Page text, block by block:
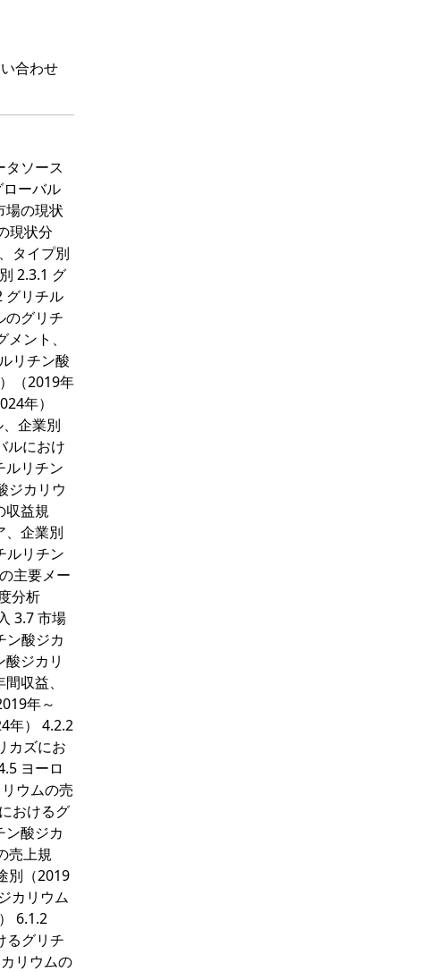
合わせ
タソース
ーバル
場の現状
現状分
タイプ別
2.3.1 グ
グリチル
のグリチ
ント、
リチン酸
（2019年
年）
企業別
ルにおけ
ルリチン
ジカリウ
収益規
、企業別
ルリチン
主要メー
分析
3.7 市場
ン酸ジカ
ジカリ
収益、
年～
年） 4.2.2
カズにお
ヨーロ
ウムの売
おけるグ
ン酸ジカ
売上規
別（2019
カリウム
6.1.2
るグリチ
リウムの